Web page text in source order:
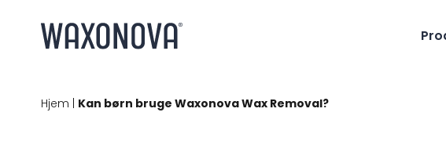
Hjem Kan børn bruge Waxonova Wax Removal?